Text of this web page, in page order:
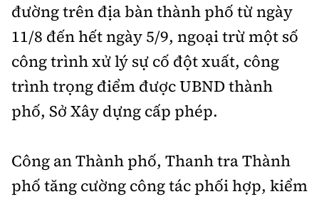
đường trên địa bàn thành phố từ ngày
11/8 đến hết ngày 5/9, ngoại trừ một số
công trình xử lý sự cố đột xuất, công
trình trọng điểm được UBND thành
phố, Sở Xây dựng cấp phép.
Công an Thành phố, Thanh tra Thành
phố tăng cường công tác phối hợp, kiểm